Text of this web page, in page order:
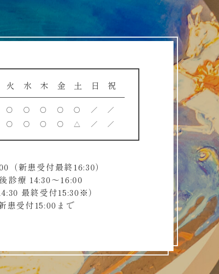
火 水 木 金 土 日 祝
○ ○ ○ ○ ○ ／
／
○
○ ○ ○ △ ／ ／
（新患受付最終16:30）
診療 14:30～16:00
最終受付15:30※）
患受付15:00まで